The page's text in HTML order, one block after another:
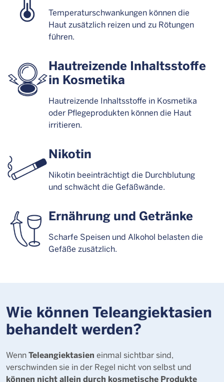
Temperaturschwankungen können die
Haut zusätzlich reizen und zu Rötungen
führen.
Hautreizende Inhaltsstoffe
in Kosmetika
Hautreizende Inhaltsstoffe in Kosmetika
oder Pflegeprodukten können die Haut
irritieren.
Nikotin
Nikotin beeinträchtigt die Durchblutung
und schwächt die Gefäßwände.
Ernährung und Getränke
Scharfe Speisen und Alkohol belasten die
Gefäße zusätzlich.
Wie können Teleangiektasien
behandelt werden?
WennTeleangiektasien einmal sichtbar sind,
verschwinden sie in der Regel nicht von selbst und
können nicht allein durch kosmetische Produkte